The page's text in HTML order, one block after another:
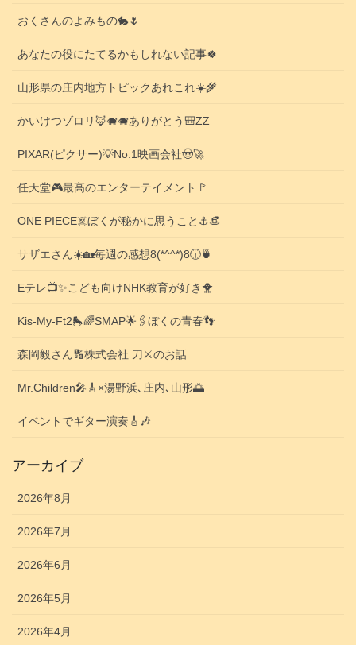
おくさんのよみもの🐇🌷
あなたの役にたてるかもしれない記事🍀
山形県の庄内地方トピックあれこれ☀️🌾
かいけつゾロリ🦊🐗🐗ありがとう🎒ZZ
PIXAR(ピクサー)💡No.1映画会社🤠🚀
任天堂🎮️最高のエンターテイメント🚩
ONE PIECE☠️ぼくが秘かに思うこと⚓️👒
サザエさん☀️🏡毎週の感想8(*^^*)8🕡️🍵
Eテレ📺️✨こども向けNHK教育が好き🐥
Kis-My-Ft2🛼🌈SMAP🌟🖇️ぼくの青春👣
森岡毅さん🔢株式会社 刀⚔️のお話
Mr.Children🎤🎸×湯野浜､庄内､山形🌅
イベントでギター演奏🎸🎶
アーカイブ
2026年8月
2026年7月
2026年6月
2026年5月
2026年4月